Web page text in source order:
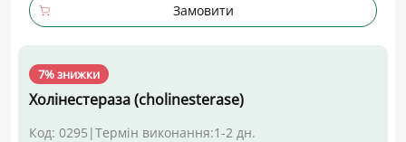
Замовити
7% знижки
Холінестераза (cholinesterase)
Код: 0295 |Термін виконання:1-2 дн.